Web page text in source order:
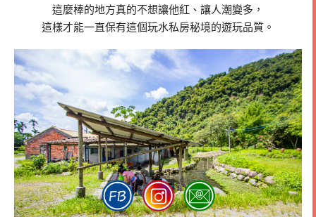
這麼棒的地方真的不想讓他紅、讓人潮變多，
這樣才能一直保有這個玩水私房秘境的遊玩品質。